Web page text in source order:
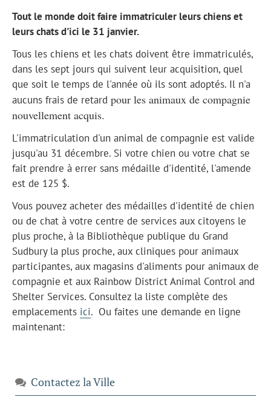
Tout le monde doit faire immatriculer leurs chiens et
leurs chats d'ici le 31 janvier.
Tous les chiens et les chats doivent être immatriculés,
dans les sept jours qui suivent leur acquisition, quel
que soit le temps de l'année où ils sont adoptés. Il n'a
aucuns frais de retard pour les animaux de compagnie
nouvellement acquis.
L'immatriculation d'un animal de compagnie est valide
jusqu'au 31 décembre. Si votre chien ou votre chat se
fait prendre à errer sans médaille d'identité, l'amende
est de 125 $.
Vous pouvez acheter des médailles d'identité de chien
ou de chat à votre centre de services aux citoyens le
plus proche, à la Bibliothèque publique du Grand
Sudbury la plus proche, aux cliniques pour animaux
participantes, aux magasins d'aliments pour animaux de
compagnie et aux Rainbow District Animal Control and
Shelter Services. Consultez la liste complète des
emplacements ici. Ou faites une demande en ligne
maintenant:
Contactez la Ville